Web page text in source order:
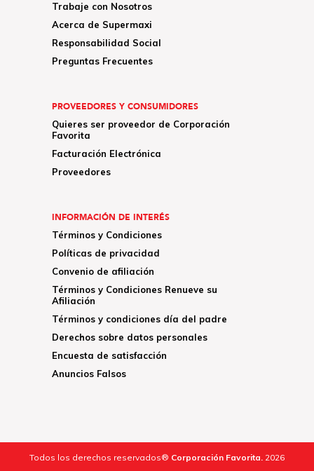
Trabaje con Nosotros
Acerca de Supermaxi
Responsabilidad Social
Preguntas Frecuentes
PROVEEDORES Y CONSUMIDORES
Quieres ser proveedor de Corporación
Favorita
Facturación Electrónica
Proveedores
INFORMACIÓN DE INTERÉS
Términos y Condiciones
Políticas de privacidad
Convenio de afiliación
Términos y Condiciones Renueve su
Afiliación
Términos y condiciones día del padre
Derechos sobre datos personales
Encuesta de satisfacción
Anuncios Falsos
Todos los derechos reservados® Corporación Favorita. 2026